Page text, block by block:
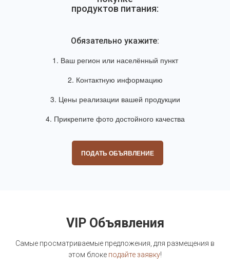
продуктов питания:
Обязательно укажите:
1. Ваш регион или населённый пункт
2. Контактную информацию
3. Цены реализации вашей продукции
4. Прикрепите фото достойного качества
ПОДАТЬ ОБЪЯВЛЕНИЕ
VIP Объявления
Самые просматриваемые предложения, для размещения в
этом блоке подайте заявку!